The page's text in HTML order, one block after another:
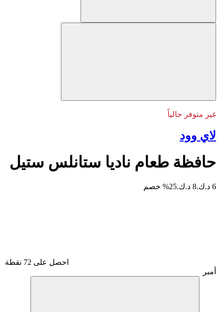
غير متوفر حالياً
لاي وود
حافظة طعام ناديا ستانلس ستيل
6 د.ك. 8 د.ك. 25% خصم
احصل على 72 نقطة
أمبر